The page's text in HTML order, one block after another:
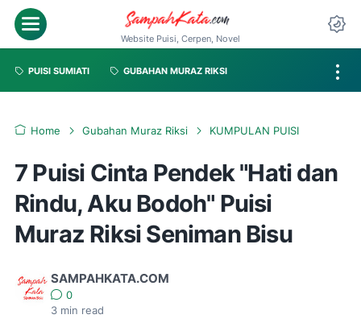
Website Puisi, Cerpen, Novel
PUISI SUMIATI GUBAHAN MURAZ RIKSI
Home Gubahan Muraz Riksi KUMPULAN PUISI
7 Puisi Cinta Pendek "Hati dan
Rindu, Aku Bodoh" Puisi
Muraz Riksi Seniman Bisu
SAMPAHKATA.COM
0
3 min read